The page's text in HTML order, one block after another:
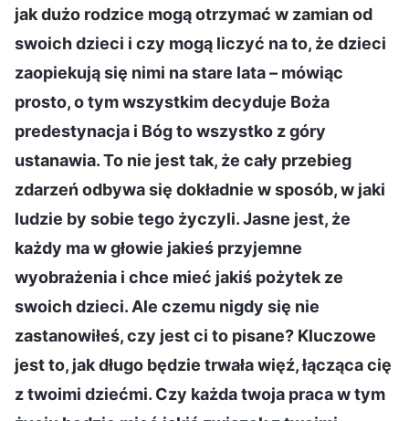
jak dużo rodzice mogą otrzymać w zamian od
swoich dzieci i czy mogą liczyć na to, że dzieci
zaopiekują się nimi na stare lata – mówiąc
prosto, o tym wszystkim decyduje Boża
predestynacja i Bóg to wszystko z góry
ustanawia. To nie jest tak, że cały przebieg
zdarzeń odbywa się dokładnie w sposób, w jaki
ludzie by sobie tego życzyli. Jasne jest, że
każdy ma w głowie jakieś przyjemne
wyobrażenia i chce mieć jakiś pożytek ze
swoich dzieci. Ale czemu nigdy się nie
zastanowiłeś, czy jest ci to pisane? Kluczowe
jest to, jak długo będzie trwała więź, łącząca cię
z twoimi dziećmi. Czy każda twoja praca w tym